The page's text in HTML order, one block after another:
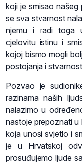
koji je smisao
se sva stvarnost
njemu i radi toga
cjelovitu istinu i
kojoj bismo mogli
postojanja i
Pozvao je
razinama naših
nalazimo u
nastoje prepoznati u
koja unosi svjetlo i
je u Hrvatskoj
prosuđujemo ljude